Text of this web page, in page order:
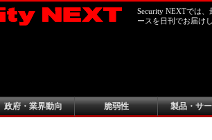
Security NEXTでは
ースを日刊でお届け
政府・業界動向 脆弱性 製品・サ